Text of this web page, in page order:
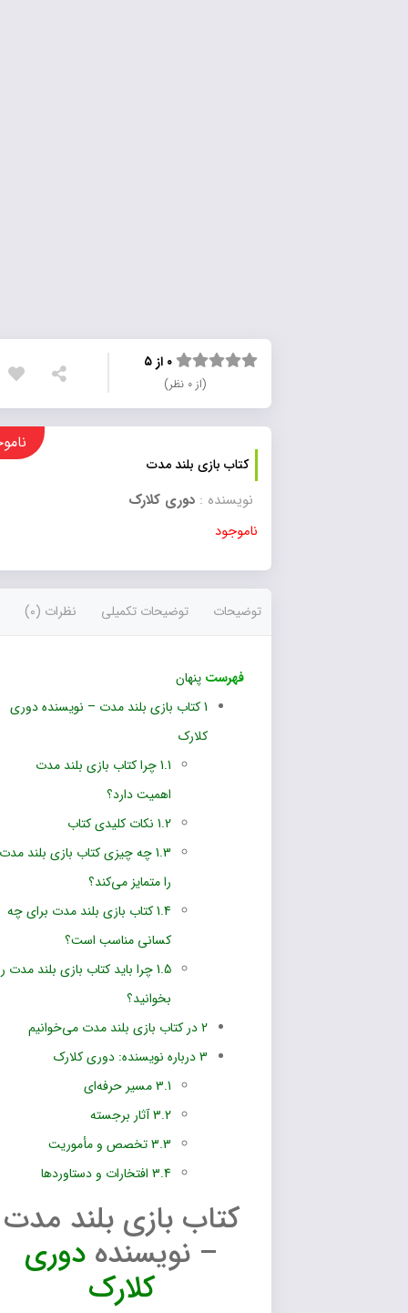
۰ از ۵
کتاب بازی بلند مدت
ناموجود
نویسنده :دوری کلارک
توضیحات توضیحات تکمیلی نظرات (0)
پنهان
کتاب بازی بلند مدت – نویسنده دوری
چرا کتاب بازی بلند مدت
اهمیت دارد؟
نکات کلیدی کتاب
چه چیزی کتاب بازی بلند مدت
را متمایز می‌کند؟
کتاب بازی بلند مدت برای چه
کسانی مناسب است؟
چرا باید کتاب بازی بلند مدت را
بخوانید؟
در کتاب بازی بلند مدت می‌خوانیم
درباره نویسنده: دوری کلارک
مسیر حرفه‌ای
آثار برجسته
تخصص و مأموریت
افتخارات و دستاوردها
کتاب بازی بلند مدت
– نویسندهدوری
کلارک